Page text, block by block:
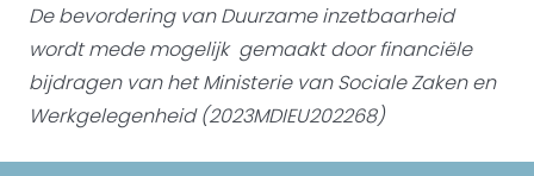
De bevordering van Duurzame inzetbaarheid
wordt mede mogelijk gemaakt doorfinanciële
bijdragen van het Ministerie van Sociale Zaken en
Werkgelegenheid (2023MDIEU202268)